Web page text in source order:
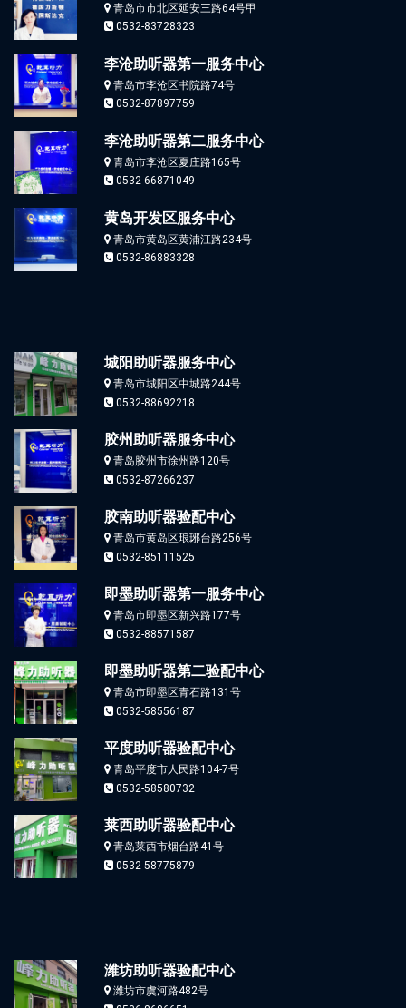
青岛市市北区延安三路64号甲
0532-83728323
李沧助听器第一服务中心
青岛市李沧区书院路74号
0532-87897759
李沧助听器第二服务中心
青岛市李沧区夏庄路165号
0532-66871049
黄岛开发区服务中心
青岛市黄岛区黄浦江路234号
0532-86883328
城阳助听器服务中心
青岛市城阳区中城路244号
0532-88692218
胶州助听器服务中心
青岛胶州市徐州路120号
0532-87266237
胶南助听器验配中心
青岛市黄岛区琅琊台路256号
0532-85111525
即墨助听器第一服务中心
青岛市即墨区新兴路177号
0532-88571587
即墨助听器第二验配中心
青岛市即墨区青石路131号
0532-58556187
平度助听器验配中心
青岛平度市人民路104-7号
0532-58580732
莱西助听器验配中心
青岛莱西市烟台路41号
0532-58775879
潍坊助听器验配中心
潍坊市虞河路482号